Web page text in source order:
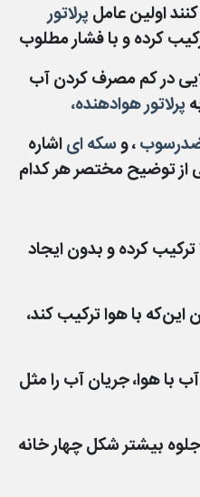
اولین عاملپرلاتور
کرده و با فشار مطلوب
در کم مصرف کردن آب
پرلاتور هوادهنده،
، وسکه ایاشاره
از توضیح مختصر هر کدام
ترکیب کرده و بدون ایجاد
با هوا ترکیب کند،
با هوا، جریان آب را مثل
بیشتر شکل چهار خانه